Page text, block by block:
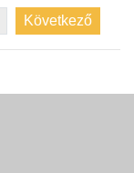
Következő